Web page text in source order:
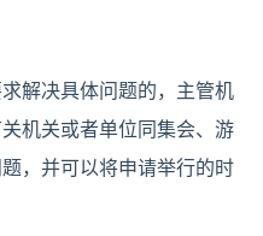
解决具体问题的，主管机
机关或者单位同集会、游
，并可以将申请举行的时